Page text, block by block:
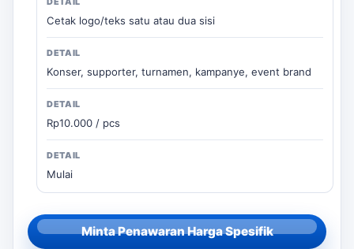
Cetak logo/teks satu atau dua sisi
Konser, supporter, turnamen, kampanye, event brand
Rp10.000 / pcs
Mulai
Minta Penawaran Harga Spesifik